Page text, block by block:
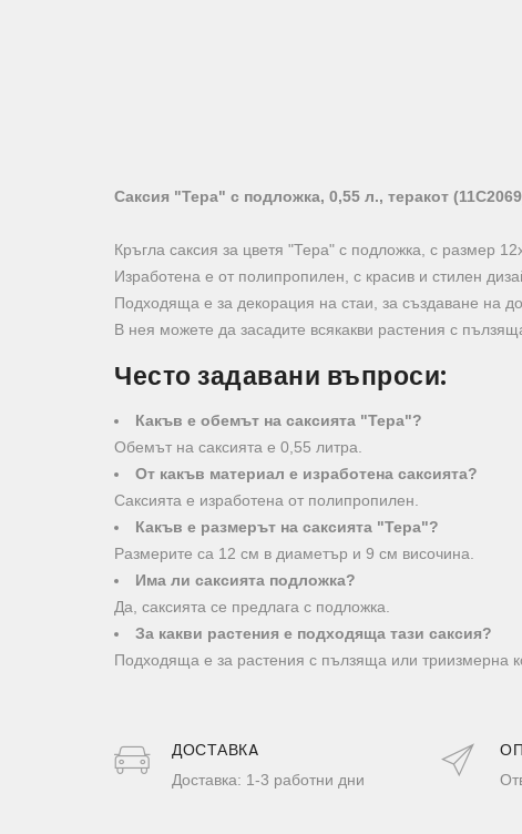
Саксия "Тера" с подложка, 0,55 л., теракот
Кръгла саксия за цветя "Тера" с подложка, с размер
Изработена е от полипропилен, с красив и стилен
Подходяща е за декорация на стаи, за създаване на
В нея можете да засадите всякакви растения с
Често задавани въпроси:
Какъв е обемът на саксията "Тера"?
Обемът на саксията е 0,55 литра.
От какъв материал е изработена саксията?
Саксията е изработена от полипропилен.
Какъв е размерът на саксията "Тера"?
Размерите са 12 см в диаметър и 9 см височина.
Има ли саксията подложка?
Да, саксията се предлага с подложка.
За какви растения е подходяща тази саксия?
Подходяща е за растения с пълзяща или триизмерна
ДОСТАВКA
Доставка: 1-3 работни дни